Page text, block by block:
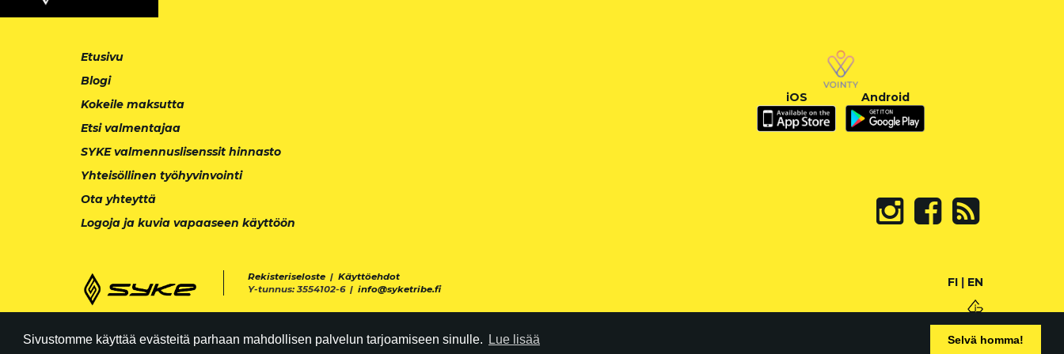
Sivustomme käyttää evästeitä parhaan mahdollisen palvelun tarjoamiseen sinulle. Lue lisää Selvä homma!
Etusivu
Blogi
Kokeile maksutta
Etsi valmentajaa
SYKE valmennuslisenssit hinnasto
Yhteisöllinen työhyvinvointi
Ota yhteyttä
Logoja ja kuvia vapaaseen käyttöön
Rekisteriseloste | Käyttöehdot
Y-tunnus: 3554102-6 | info@syketribe.fi
iOS Android
FI | EN